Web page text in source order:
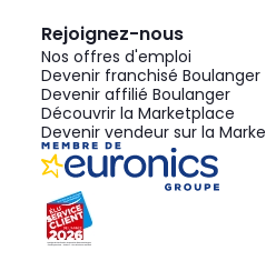
Rejoignez-nous
Nos offres d'emploi
Devenir franchisé Boulanger
Devenir affilié Boulanger
Découvrir la Marketplace
Devenir vendeur sur la